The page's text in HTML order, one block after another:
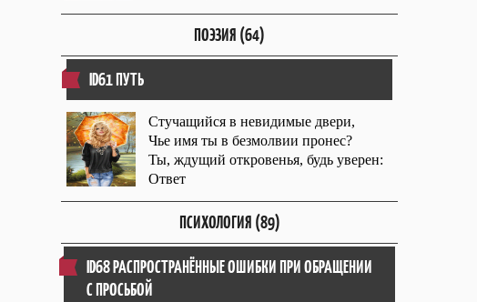
ПОЭЗИЯ (64)
ID61 ПУТЬ
Стучащийся в невидимые двери,
Чье имя ты в безмолвии пронес?
Ты, ждущий откровенья, будь уверен:
Ответ
ПСИХОЛОГИЯ (89)
ID68 РАСПРОСТРАНЁННЫЕ ОШИБКИ ПРИ ОБРАЩЕНИИ
С ПРОСЬБОЙ